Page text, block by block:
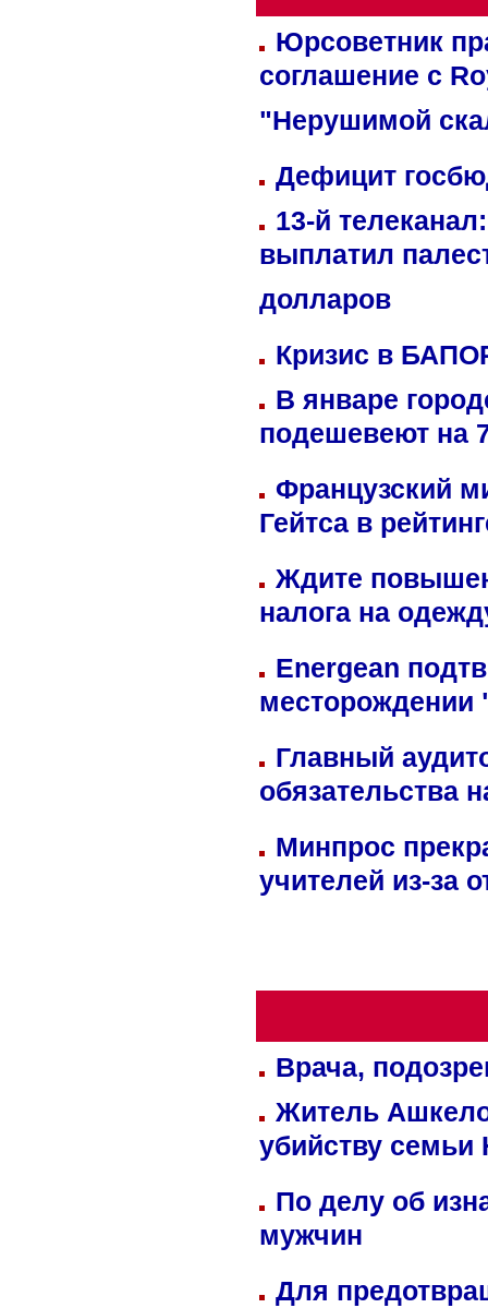
Юрсоветник
соглашение с
"Нерушимой
Дефицит
13-й
выплатил
долларов
Кризис в
В январе
подешевеют на
Французский
Гейтса в
Ждите
налога на
Energean
Главный
обязательства
Минпрос
учителей из-за
Врача,
Житель
убийству семьи
По делу об
мужчин
Для